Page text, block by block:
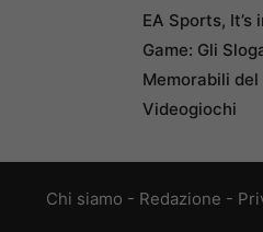
EA Sports, It’s
Game: Gli
Memorabili del
Videogiochi
Chi siamo - Redazione -